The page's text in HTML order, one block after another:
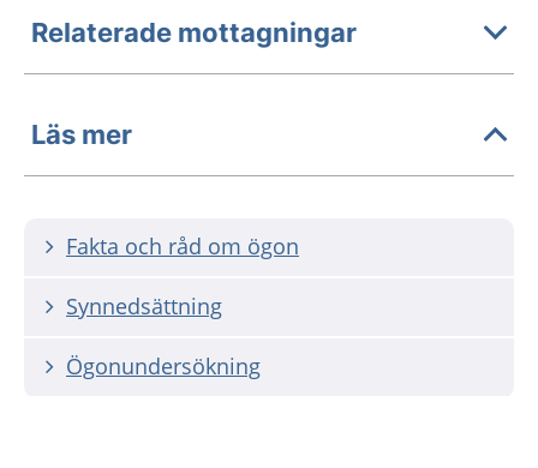
Relaterade mottagningar
Läs mer
Fakta och råd om ögon
Synnedsättning
Ögonundersökning